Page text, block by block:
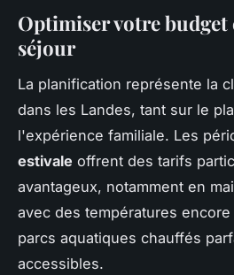
Optimiser votre budget
séjour
La planification représente la
dans les Landes, tant sur le
l'expérience familiale. Les
estivale offrent des tarifs
avantageux, notamment en
avec des températures
parcs aquatiques chauffés
accessibles.